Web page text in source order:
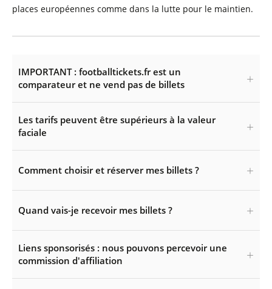
places européennes comme dans la lutte pour le maintien.
IMPORTANT : footballtickets.fr est un
comparateur et ne vend pas de billets
Les tarifs peuvent être supérieurs à la valeur
faciale
Comment choisir et réserver mes billets ?
Quand vais-je recevoir mes billets ?
Liens sponsorisés : nous pouvons percevoir une
commission d'affiliation